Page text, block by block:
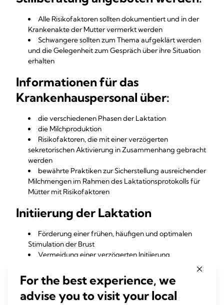
Alle Risikofaktoren sollten dokumentiert und in der
Krankenakte der Mutter vermerkt werden
Schwangere sollten zum Thema aufgeklärt werden
und die Gelegenheit zum Gespräch über ihre Situation
erhalten
Informationen für das
Krankenhauspersonal über:
die verschiedenen Phasen der Laktation
die Milchproduktion
Risikofaktoren, die mit einer verzögerten
sekretorischen Aktivierung in Zusammenhang gebracht
werden
bewährte Praktiken zur Sicherstellung ausreichender
Milchmengen im Rahmen des Laktationsprotokolls für
Mütter mit Risikofaktoren
Initiierung der Laktation
Förderung einer frühen, häufigen und optimalen
Stimulation der Brust
Vermeidung einer verzögerten Initiierung
Milchpumpen für den Krankenhausgebrauch, die das
kindliche Saugmuster nachahmen, helfen Müttern mit
Risikofaktoren beim Erreichen einer ausreichenden
Milchmenge, wenn eine verzögerte sekretorische
For the best experience, we
advise you to visit your local